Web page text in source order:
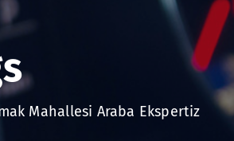
Mahallesi Araba Ekspertiz